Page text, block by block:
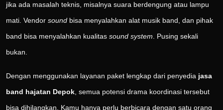
jika ada masalah teknis, misalnya suara berdengung atau lampu
mati. Vendor sound bisa menyalahkan alat musik band, dan pihak
band bisa menyalahkan kualitas sound system . Pusing sekali
bukan.
Dengan menggunakan layanan paket lengkap dari penyedia jasa
band hajatan Depok , semua potensi drama koordinasi tersebut
bisa dihilangkan. Kamu hanya perlu berbicara dengan satu orang